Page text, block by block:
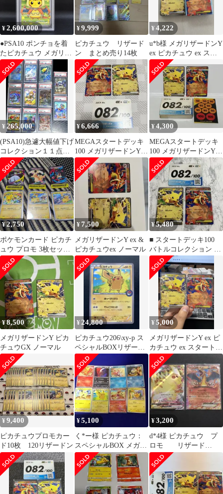
¥2,600,000
●PSA10 ポンチョを着
たピカチュウ メガリザ
ードンY 208/XY-P プロ
モ ポケモンカードゲー
ム ポケカ (073)
¥9,999
ピカチュウ リザード
ン まとめ売り14枚
¥4,222
u*b様 メガリザードンY
ex ピカチュウ ex スタ
ートデッキ100 ポケモ
¥265,000
(PSA10)急遽大幅値下げ
コレクション１１点ま
とめ売り 引退品ポケモ
ンカード
¥6,666
MEGAスタートデッキ
100 メガリザードンY
EXピカチュウ EX 082
¥4,300
MEGAスタートデッキ
100 メガリザードンY
ex ピカチュウ ex 082
¥2,750
ポケモンカード ピカチ
ュウ プロモ 3枚セッ
ト メガリーグシール
セット
¥ 7,500
メガリザードンY ex &
ピカチュウex ノーマル
¥5,480
■ スタートデッキ100
バトルコレクション メ
ガリザードンY ピカチ
ュウ ex
¥8,500
メガリザードンY ピカ
チュウGX ノーマル
¥ 24,800
ピカチュウ206\xy-p ス
ペシャルBOXリザード
ンポンチョピカチュウ
¥5,000
メガリザードンY ex ピ
カチュウ ex スタートデ
ッキ100 ポケモンカー
ド
¥9,400
ピカチュウプロモカー
ド10枚 120リザードン
¥5,100
く*ー様 ピカチュウ：
スペシャルBOX メガリ
ザードンXのポンチョ
を着たピカチュ
¥3,200
d*4様 ピカチュウ プ
ロモ リザード
ン プロモ まとめ
売り ポケモンカード